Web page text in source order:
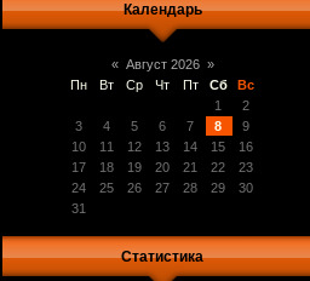
Календарь
« Август 2026 »
Пн
Вт Ср Чт Пт Сб
Вс
1
2
3
4 5 6 7 8
9
10
11 12 13 14 15
16
17
18 19 20 21 22
23
24
25 26 27 28 29
30
31
Статистика